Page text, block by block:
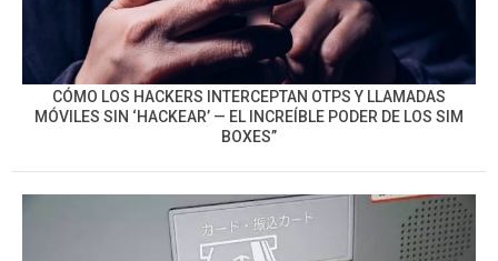
CÓMO LOS HACKERS INTERCEPTAN OTPS Y LLAMADAS
MÓVILES SIN ‘HACKEAR’ — EL INCREÍBLE PODER DE LOS SIM
BOXES”